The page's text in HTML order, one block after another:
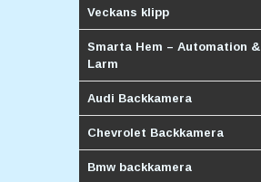
Veckans klipp
Smarta Hem – Automation &
Larm
Audi Backkamera
Chevrolet Backkamera
Bmw backkamera